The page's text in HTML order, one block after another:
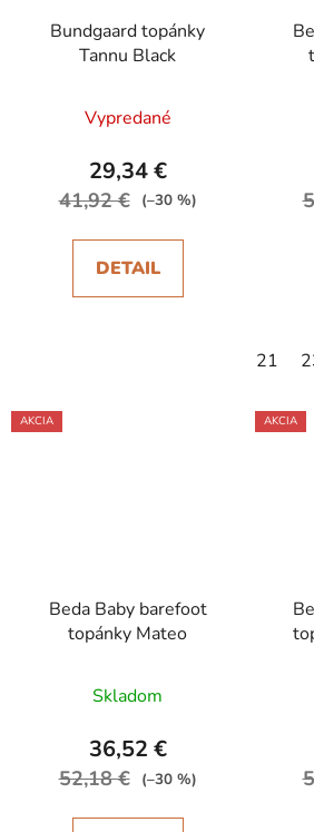
Bundgaard topánky
Tannu Black
Vypredané
29,34 €
41,92 € (–30 %)
DETAIL
21
AKCIA
Beda Baby barefoot
topánky Mateo
Skladom
36,52 €
52,18 € (–30 %)
AKCIA